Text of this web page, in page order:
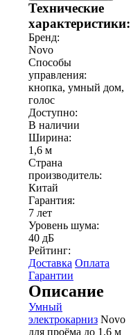
Технические
характеристики:
Бренд:
Novo
Способы
управления:
кнопка, умный дом,
голос
Доступно:
В наличии
Ширина:
1,6 м
Страна
производитель:
Китай
Гарантия:
7 лет
Уровень шума:
40 дБ
Рейтинг:
Доставка Оплата
Гарантии
Описание
Умный
электрокарниз Novo
для проёма до 1,6 м